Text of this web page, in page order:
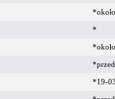
*
*19-